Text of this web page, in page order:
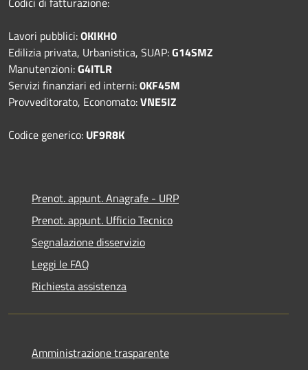
Lavori pubblici:OKIKH0
Edilizia privata, Urbanistica, SUAP:G14SMZ
Manutenzioni:G4ITLR
Servizi finanziari ed interni:0KF45M
Provveditorato, Economato:VNE5IZ
Codice generico: UF9R8K
Prenot. appunt. Anagrafe - URP
Prenot. appunt. Ufficio Tecnico
Segnalazione disservizio
Leggi le FAQ
Richiesta assistenza
Amministrazione trasparente